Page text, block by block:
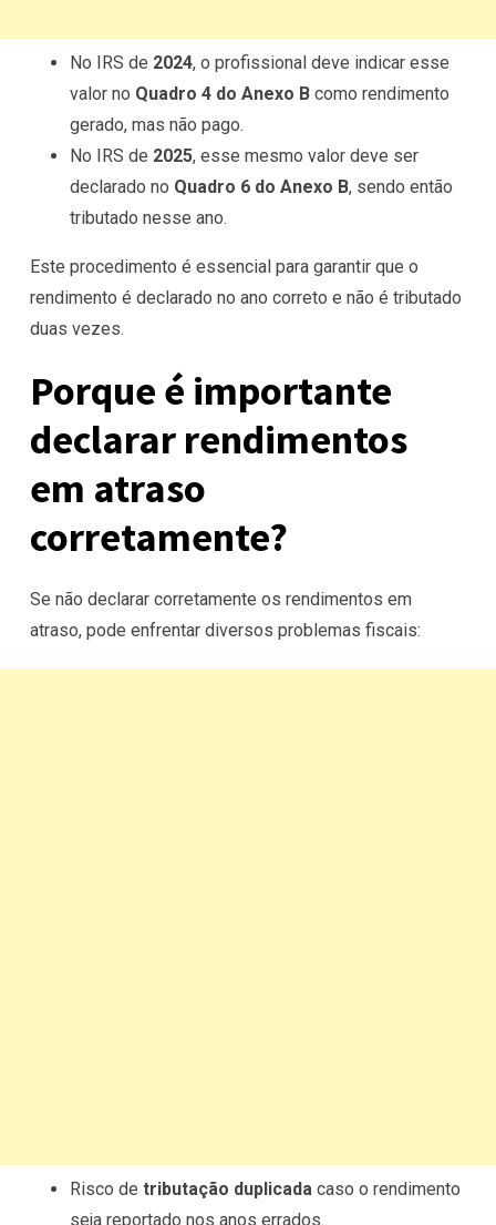
No IRS de 2024, o profissional deve indicar esse
valor no Quadro 4 do Anexo B como rendimento
gerado, mas não pago.
No IRS de 2025, esse mesmo valor deve ser
declarado no Quadro 6 do Anexo B, sendo então
tributado nesse ano.
Este procedimento é essencial para garantir que o
rendimento é declarado no ano correto e não é tributado
duas vezes.
Porque é importante
declarar rendimentos
em atraso
corretamente?
Se não declarar corretamente os rendimentos em
atraso, pode enfrentar diversos problemas fiscais:
Risco de tributação duplicada caso o rendimento
seja reportado nos anos errados.